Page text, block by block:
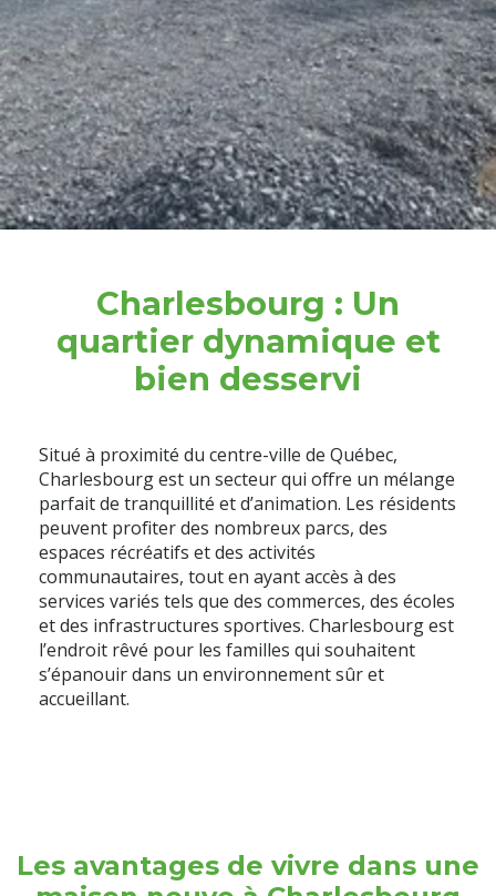
Charlesbourg : Un
quartier dynamique et
bien desservi
Situé à proximité du centre-ville de Québec,
Charlesbourg est un secteur qui offre un mélange
parfait de tranquillité et d’animation. Les résidents
peuvent profiter des nombreux parcs, des
espaces récréatifs et des activités
communautaires, tout en ayant accès à des
services variés tels que des commerces, des écoles
et des infrastructures sportives. Charlesbourg est
l’endroit rêvé pour les familles qui souhaitent
s’épanouir dans un environnement sûr et
accueillant.
Les avantages de vivre dans une